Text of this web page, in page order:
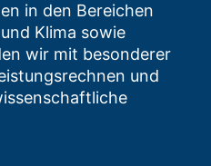
in den Bereichen
Klima sowie
wir mit besonderer
und